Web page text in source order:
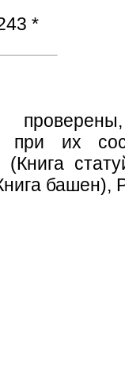
*
их
(Книга
башен),